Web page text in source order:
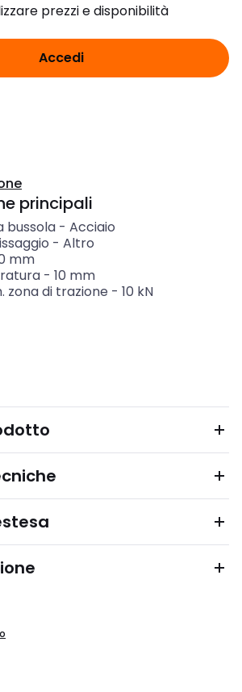
prezzi e disponibilità
Accedi
principali
bussola- Acciaio
- Altro
mm
- 10 mm
zona di trazione - 10 kN